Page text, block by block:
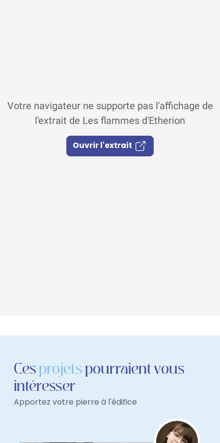
Votre navigateur ne supporte pas l'affichage de
l'extrait de Les flammes d'Etherion
Ouvrir l'extrait
Cesprojetspourraient vous
intéresser
Apportez votre pierre à l'édifice